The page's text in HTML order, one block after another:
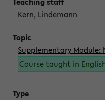
Kern, Lindemann
Supplementary Module:
Course taught in